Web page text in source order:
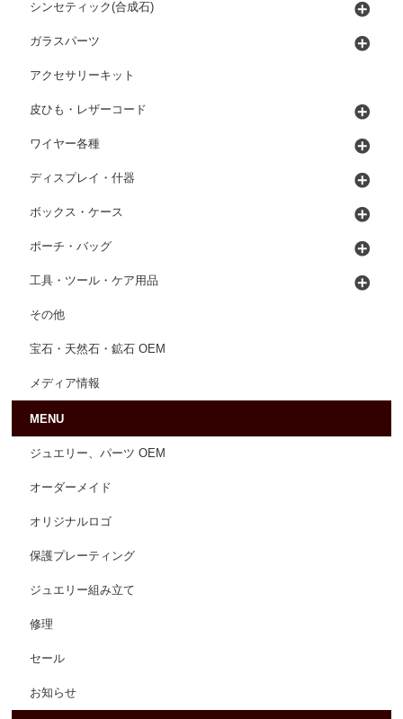
シンセティック(合成石)
ガラスパーツ
アクセサリーキット
皮ひも・レザーコード
ワイヤー各種
ディスプレイ・什器
ボックス・ケース
ポーチ・バッグ
工具・ツール・ケア用品
その他
宝石・天然石・鉱石 OEM
メディア情報
MENU
ジュエリー、パーツ OEM
オーダーメイド
オリジナルロゴ
保護プレーティング
ジュエリー組み立て
修理
セール
お知らせ